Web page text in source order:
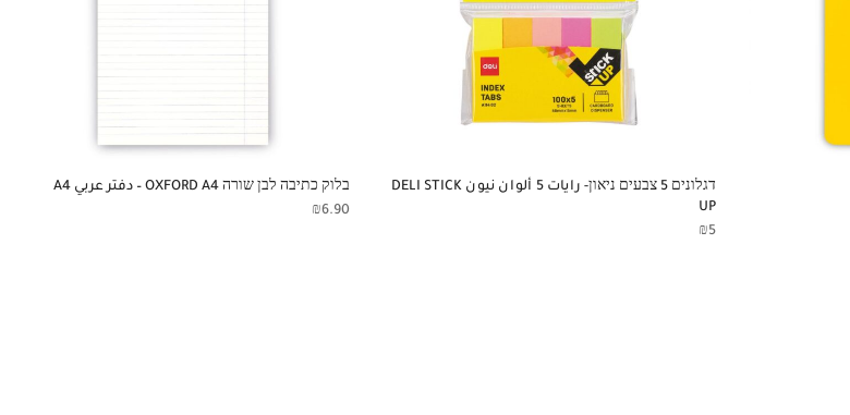
דגלונים 5 צבעים ניאון- رايات 5 ألوان نيون DELI STICK
UP
₪5
בלוק כתיבה לבן שורה OXFORD A4 – دفتر عربي A4
₪6.90